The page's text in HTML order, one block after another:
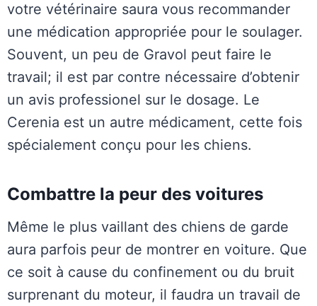
votre vétérinaire saura vous recommander
une médication appropriée pour le soulager.
Souvent, un peu de Gravol peut faire le
travail; il est par contre nécessaire d’obtenir
un avis professionel sur le dosage. Le
Cerenia est un autre médicament, cette fois
spécialement conçu pour les chiens.
Combattre la peur des voitures
Même le plus vaillant des chiens de garde
aura parfois peur de montrer en voiture. Que
ce soit à cause du confinement ou du bruit
surprenant du moteur, il faudra un travail de